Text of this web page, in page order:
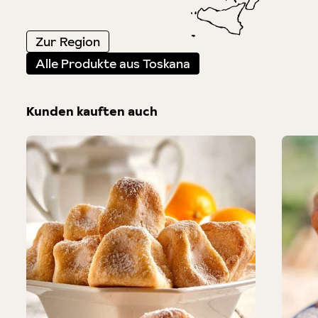
Zur Region
Alle Produkte aus Toskana
Kunden kauften auch
Produktgalerie überspringen